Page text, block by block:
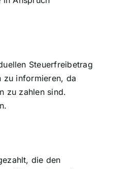
Steuerfreibetrag
zu informieren, da
zu zahlen sind.
die den